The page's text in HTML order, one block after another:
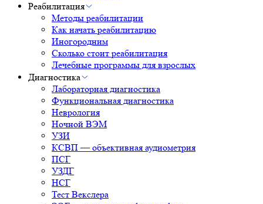
Реабилитация
Методы реабилитации
Как начать реабилитацию
Иногородним
Сколько стоит реабилитация
Лечебные программы для взрослых
Диагностика
Лабораторная диагностика
Функциональная диагностика
Неврология
Ночной ВЭМ
УЗИ
КСВП — объективная аудиометрия
ПСГ
УЗДГ
НСГ
Тест Векслера